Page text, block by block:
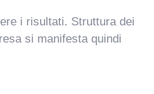
i risultati. Struttura dei
si manifesta quindi